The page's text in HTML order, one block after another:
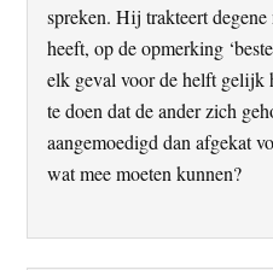
spreken. Hij trakteert
heeft, op de opmerking
elk geval voor de helft gelijk
te doen dat de ander zich
aangemoedigd dan afgekat
wat mee moeten kunnen?